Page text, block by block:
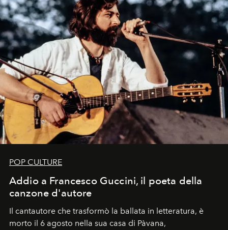
POP CULTURE
Addio a Francesco Guccini, il poeta della
canzone d'autore
Il cantautore che trasformò la ballata in letteratura, è
morto il 6 agosto nella sua casa di Pàvana,